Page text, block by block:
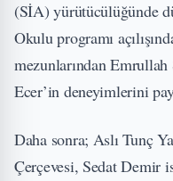
(SİA) yürütücülüğünde
Okulu programı
mezunlarından
Ecer’in deneyimlerini
Daha sonra; Aslı Tunç
Çerçevesi, Sedat Demir